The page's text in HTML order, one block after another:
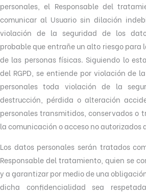
personales, el Responsable del
comunicar al Usuario sin dilación
violación de la seguridad de los
probable que entrañe un alto riesgo para
de las personas físicas. Siguiendo lo
del RGPD, se entiende por violación de
personales toda violación de la
destrucción, pérdida o alteración
personales transmitidos, conservados o
la comunicación o acceso no autorizados
Los datos personales serán tratados
Responsable del tratamiento, quien se
y a garantizar por medio de una
dicha confidencialidad sea